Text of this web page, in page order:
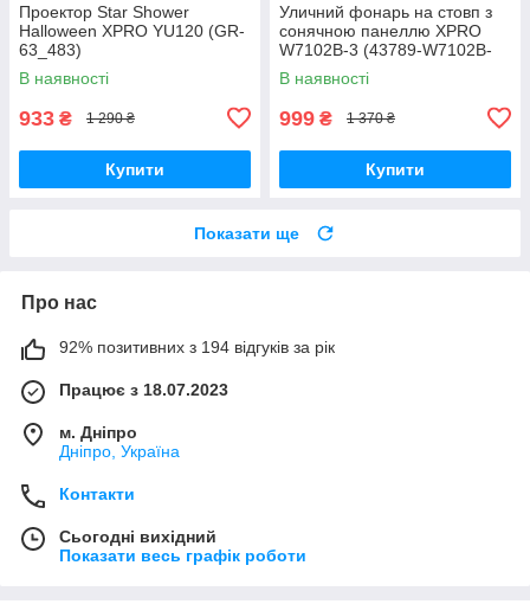
Проектор Star Shower
Halloween XPRO YU120 (GR-
63_483)
В наявності
933 ₴ 1 290 ₴
Купити
Уличний фонарь на стовп з
сонячною панеллю XPRO
W7102B-3 (43789-W7102B-
3_532)
В наявності
999 ₴ 1 370 ₴
Купити
Показати ще
Про нас
92% позитивних з 194 відгуків за рік
Працює з 18.07.2023
м. Дніпро
Дніпро, Україна
Контакти
Сьогодні вихідний
Показати весь графік роботи